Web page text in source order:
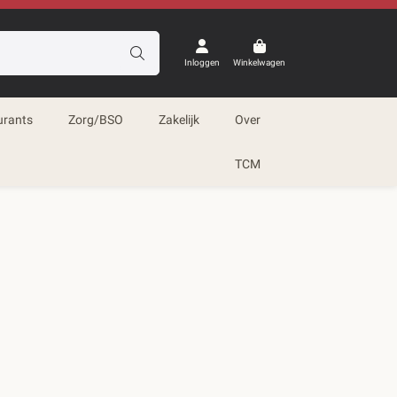
Inloggen Winkelwagen
Zorg/BSO Zakelijk Over
TCM